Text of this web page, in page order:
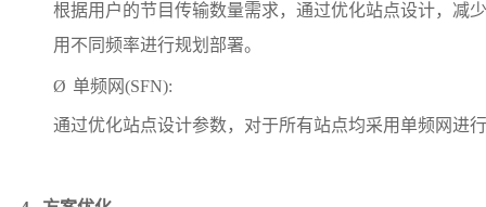
根据用户的节目传输数量需求，通过优化站点设计，减
用不同频率进行规划部署。
Ø 单频网(SFN):
通过优化站点设计参数，对于所有站点均采用单频网进